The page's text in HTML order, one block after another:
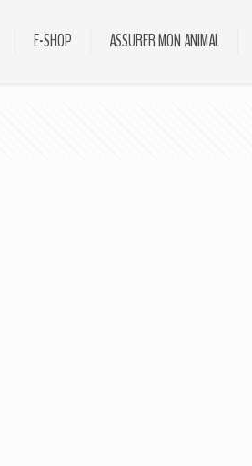
E-SHOP ASSURER MON ANIMAL